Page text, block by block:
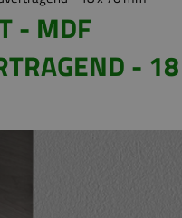
- MDF
-